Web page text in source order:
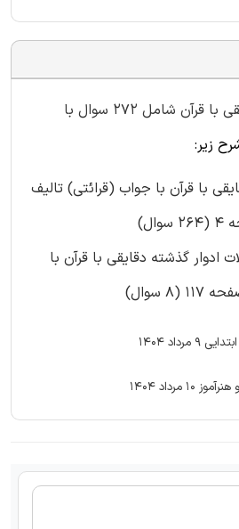
شامل 272 سوال با
زیر:
با قرآن با جواب (قرائتی) تالیف
ادوار گذشته دقایقی با قرآن با
سوال)
1404
مرداد 1404